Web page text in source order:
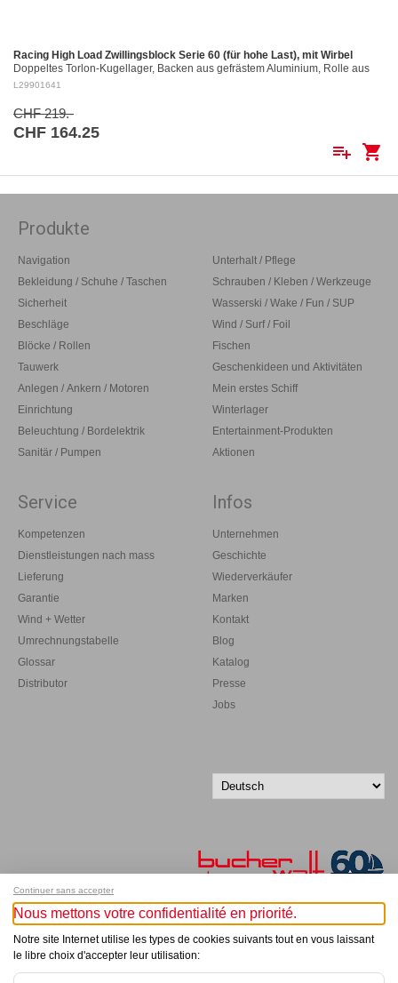
Racing High Load Zwillingsblock Serie 60 (für hohe Last), mit Wirbel
Doppeltes Torlon-Kugellager, Backen aus gefrästem Aluminium, Rolle aus
gefrästem Aluminium Ø 60 mm. Aluminiumrollen: ø 60 mm Für Tau bis: ø 12
L29901641
CHF 219.-
CHF 164.25
playlist_add shopping_cart
Produkte
Navigation
Bekleidung / Schuhe / Taschen
Sicherheit
Beschläge
Blöcke / Rollen
Tauwerk
Anlegen / Ankern / Motoren
Einrichtung
Beleuchtung / Bordelektrik
Sanitär / Pumpen
Unterhalt / Pflege
Schrauben / Kleben / Werkzeuge
Wasserski / Wake / Fun / SUP
Wind / Surf / Foil
Fischen
Geschenkideen und Aktivitäten
Mein erstes Schiff
Winterlager
Entertainment-Produkten
Aktionen
Service
Kompetenzen
Dienstleistungen nach mass
Lieferung
Garantie
Wind + Wetter
Umrechnungstabelle
Glossar
Distributor
Infos
Unternehmen
Geschichte
Wiederverkäufer
Marken
Kontakt
Blog
Katalog
Presse
Jobs
© Bucher+Walt 2011-2026
Continuer sans accepter
Nous mettons votre confidentialité en priorité.
Notre site Internet utilise les types de cookies suivants tout en vous laissant
le libre choix d'accepter leur utilisation: